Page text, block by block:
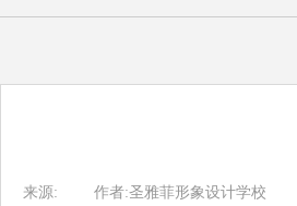
来源: 作者:圣雅菲形象设计学校